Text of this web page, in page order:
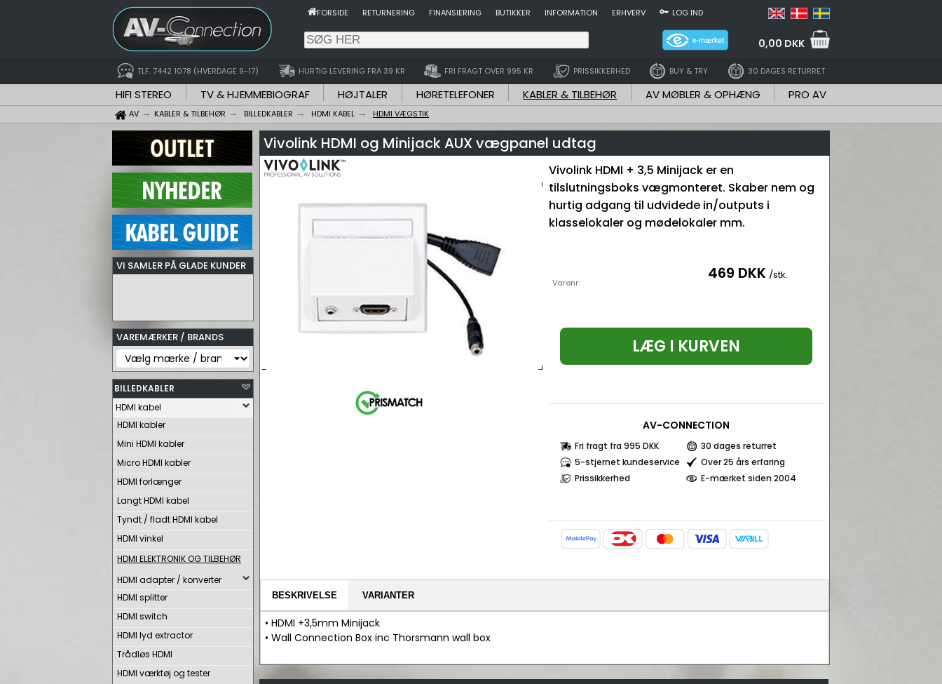
FORSIDE RETURNERING FINANSIERING BUTIKKER INFORMATION ERHVERV LOG IND
0,00 DKK
TLF. 7442 1078 (HVERDAGE 9-17) HURTIG LEVERING FRA 39 KR FRI FRAGT OVER 995 KR PRISSIKKERHED BUY & TRY 30 DAGES RETURRET
HIFI STEREO TV & HJEMMEBIOGRAF HØJTALER HØRETELEFONER KABLER & TILBEHØR AV MØBLER & OPHÆNG PRO AV
AV KABLER & TILBEHØR BILLEDKABLER HDMI KABEL HDMI VÆGSTIK
VI SAMLER PÅ GLADE KUNDER
VAREMÆRKER / BRANDS
BILLEDKABLER
HDMI kabel
HDMI kabler
Mini HDMI kabler
Micro HDMI kabler
HDMI forlænger
Langt HDMI kabel
Tyndt / fladt HDMI kabel
HDMI vinkel
HDMI ELEKTRONIK OG TILBEHØR
HDMI adapter / konverter
HDMI splitter
HDMI switch
HDMI lyd extractor
Trådløs HDMI
HDMI værktøj og tester
Vivolink HDMI og Minijack AUX vægpanel udtag
Vivolink HDMI + 3,5 Minijack er en
tilslutningsboks vægmonteret. Skaber nem og
hurtig adgang til udvidede in/outputs i
klasselokaler og mødelokaler mm.
Varenr: 469 DKK /stk.
LÆG I KURVEN
AV-CONNECTION
Fri fragt fra 995 DKK
30 dages returret
5-stjernet kundeservice
Over 25 års erfaring
Prissikkerhed
E-mærket siden 2004
BESKRIVELSE VARIANTER
• HDMI +3,5mm Minijack
• Wall Connection Box inc Thorsmann wall box